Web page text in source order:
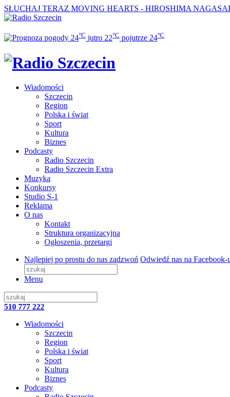
SŁUCHAJ TERAZ MOVING HEARTS - HIROSHIMA
24°C jutro 22°C pojutrze 24°C
Wiadomości
Szczecin
Region
Polska i świat
Sport
Kultura
Biznes
Podcasty
Radio Szczecin
Radio Szczecin Extra
Muzyka
Konkursy
Studio S-1
Reklama
O nas
Kontakt
Struktura organizacyjna
Ogłoszenia, przetargi
Najlepiej po prostu do nas zadzwoń Odwiedź nas na Facebook-
Menu
510 777 222
Wiadomości
Szczecin
Region
Polska i świat
Sport
Kultura
Biznes
Podcasty